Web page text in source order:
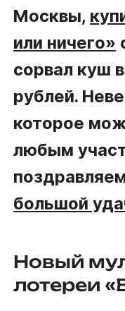
Москвы,
или ничего»
сорвал куш
рублей.
которое
любым
большой
Новый
лотереи